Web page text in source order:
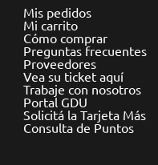
Mis pedidos
Mi carrito
Cómo comprar
Preguntas frecuentes
Proveedores
Vea su ticket aquí
Trabaje con nosotros
Portal GDU
Solicitá la Tarjeta Más
Consulta de Puntos